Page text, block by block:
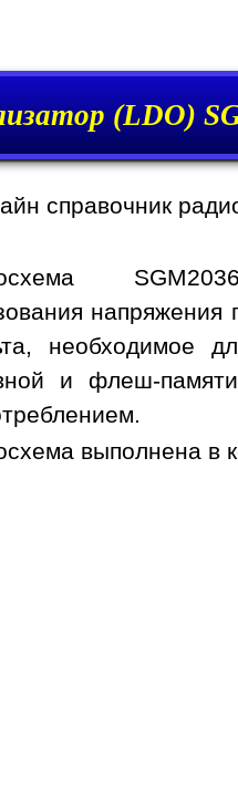
(LDO)
справочник
напряжения
необходимое
и флеш-
выполнена в